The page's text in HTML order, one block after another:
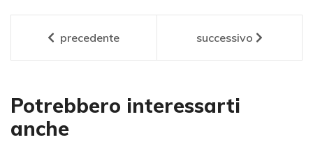
precedente successivo
Potrebbero interessarti
anche